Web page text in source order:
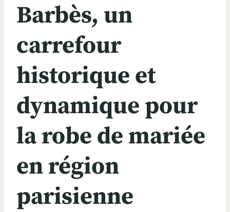
Barbès, un
carrefour
historique et
dynamique pour
la robe de mariée
en région
parisienne